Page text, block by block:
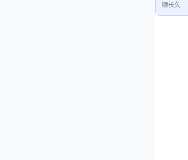
顺长久